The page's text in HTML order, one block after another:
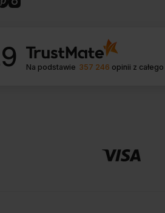
Na podstawie 357 246 opinii z